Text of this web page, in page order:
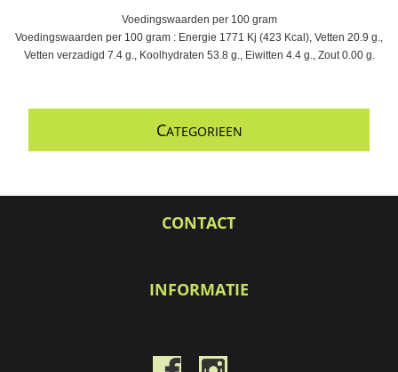
Voedingswaarden per 100 gram
Voedingswaarden per 100 gram : Energie 1771 Kj (423 Kcal), Vetten 20.9 g.,
Vetten verzadigd 7.4 g., Koolhydraten 53.8 g., Eiwitten 4.4 g., Zout 0.00 g.
CATEGORIEEN
CONTACT
INFORMATIE